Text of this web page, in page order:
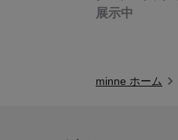
展示中
minne ホーム